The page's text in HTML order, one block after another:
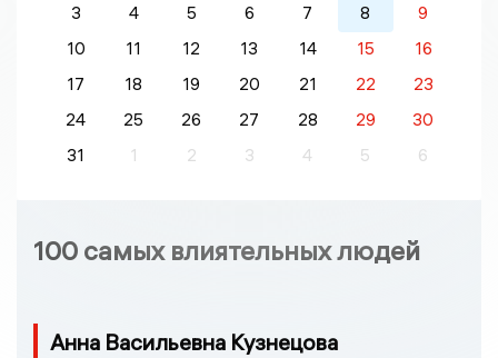
3
4 5 6 7 8
9
10
11 12 13 14 15
16
17
18 19 20 21 22
23
24
25 26 27 28 29
30
31
1 2 3 4 5 6
100 самых влиятельных людей
Анна Васильевна Кузнецова